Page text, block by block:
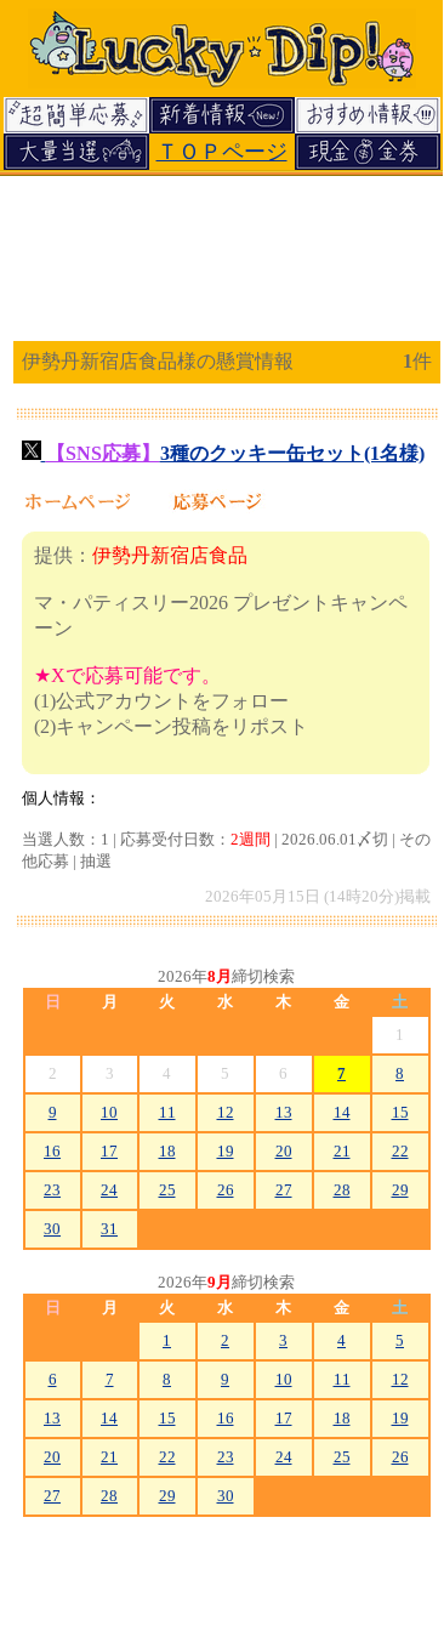
ＴＯＰページ
伊勢丹新宿店食品様の懸賞情報 1件
【SNS応募】 3種のクッキー缶セット(1名様)
提供： 伊勢丹新宿店食品
マ・パティスリー2026 プレゼントキャンペ
ーン
★Xで応募可能です。
(1)公式アカウントをフォロー
(2)キャンペーン投稿をリポスト
個人情報：
当選人数：1 | 応募受付日数： 2週間 | 2026.06.01〆切 | その
他応募 | 抽選
2026年05月15日 (14時20分)掲載
2026年8月 締切検索
日
月 火 水 木 金
土
1
2 3 4 5 6 7 8
9 10 11 12 13 14 15
16 17 18 19 20 21 22
23 24 25 26 27 28 29
30 31
2026年9月 締切検索
日
月 火 水 木 金
土
1
2 3 4 5
6 7 8 9 10 11 12
13 14 15 16 17 18 19
20 21 22 23 24 25 26
27 28 29 30